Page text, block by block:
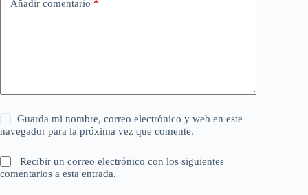
Añadir comentario *
Guarda mi nombre, correo electrónico y web en este
navegador para la próxima vez que comente.
Recibir un correo electrónico con los siguientes
comentarios a esta entrada.